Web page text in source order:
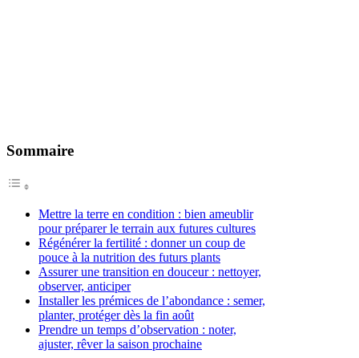
Sommaire
Mettre la terre en condition : bien ameublir
pour préparer le terrain aux futures cultures
Régénérer la fertilité : donner un coup de
pouce à la nutrition des futurs plants
Assurer une transition en douceur : nettoyer,
observer, anticiper
Installer les prémices de l’abondance : semer,
planter, protéger dès la fin août
Prendre un temps d’observation : noter,
ajuster, rêver la saison prochaine